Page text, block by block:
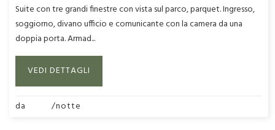
Suite con tre grandi finestre con vista sul parco, parquet. Ingresso,
soggiorno, divano ufficio e comunicante con la camera da una
doppia porta. Armad...
VEDI DETTAGLI
da /notte